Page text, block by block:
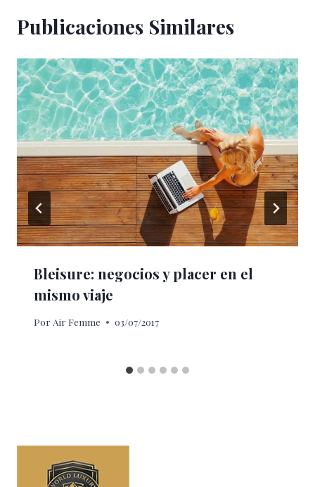
Publicaciones Similares
Bleisure: negocios y placer en el
mismo viaje
Por Air Femme 03/07/2017